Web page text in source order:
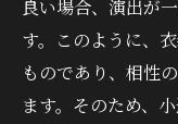
良い場合、演出が
す。このように、
ものであり、相性
ます。そのため、